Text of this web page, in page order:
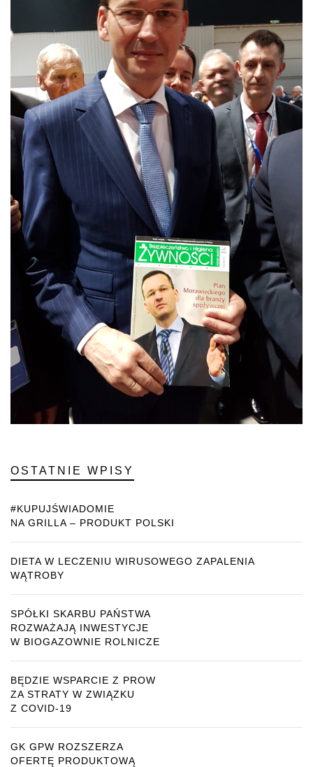
OSTATNIE WPISY
#KUPUJŚWIADOMIE
NA GRILLA – PRODUKT POLSKI
DIETA W LECZENIU WIRUSOWEGO ZAPALENIA
WĄTROBY
SPÓŁKI SKARBU PAŃSTWA
ROZWAŻAJĄ INWESTYCJE
W BIOGAZOWNIE ROLNICZE
BĘDZIE WSPARCIE Z PROW
ZA STRATY W ZWIĄZKU
Z COVID-19
GK GPW ROZSZERZA
OFERTĘ PRODUKTOWĄ